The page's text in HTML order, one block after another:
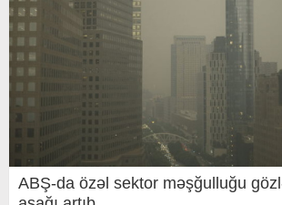
ABŞ-da özəl sektor məşğulluğu